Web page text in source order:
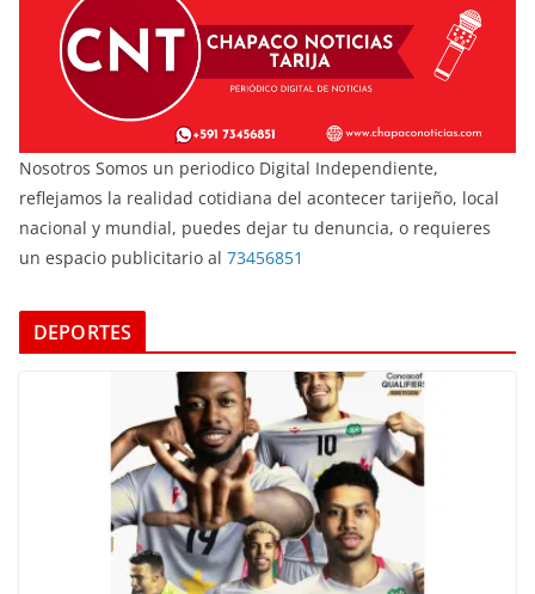
Nosotros Somos un periodico Digital Independiente,
reflejamos la realidad cotidiana del acontecer tarijeño, local
nacional y mundial, puedes dejar tu denuncia, o requieres
un espacio publicitario al 73456851
DEPORTES